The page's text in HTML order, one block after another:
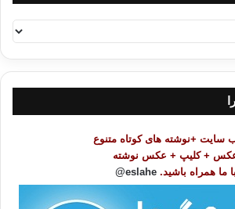
سایت +نوشته های کوتاه متنوع
+ کلیپ + عکس نوشته
با ما همراه باشید. eslahe@